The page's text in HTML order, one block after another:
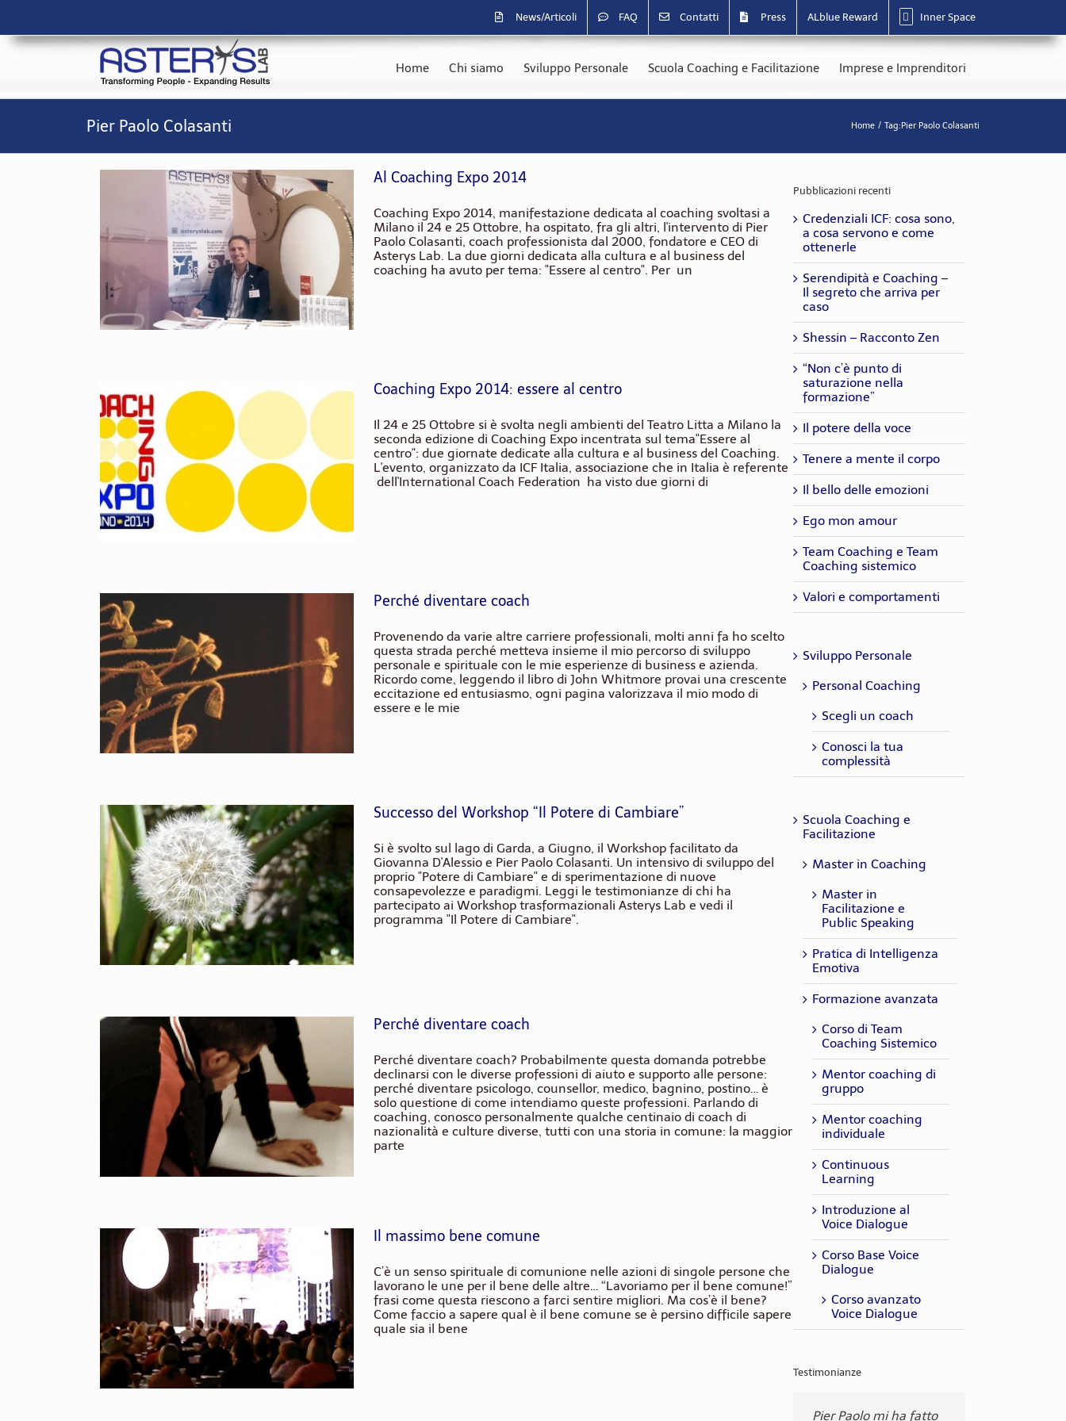
contenuto
News/Articoli FAQ Contatti Press ALblue Reward Inner Space
Home Chi siamo Sviluppo Personale Scuola Coaching e Facilitazione Imprese e Imprenditori
Pier Paolo Colasanti Home Tag:Pier Paolo Colasanti
Al Coaching Expo 2014
Coaching Expo 2014, manifestazione dedicata al coaching svoltasi a
Milano il 24 e 25 Ottobre, ha ospitato, fra gli altri, l'intervento di Pier
Paolo Colasanti, coach professionista dal 2000, fondatore e CEO di
Asterys Lab. La due giorni dedicata alla cultura e al business del
coaching ha avuto per tema: "Essere al centro". Per un
Coaching Expo 2014: essere al centro
Il 24 e 25 Ottobre si è svolta negli ambienti del Teatro Litta a Milano la
seconda edizione di Coaching Expo incentrata sul tema"Essere al
centro": due giornate dedicate alla cultura e al business del Coaching.
L'evento, organizzato da ICF Italia, associazione che in Italia è referente
dell'International Coach Federation ha visto due giorni di
Perché diventare coach
Provenendo da varie altre carriere professionali, molti anni fa ho scelto
questa strada perché metteva insieme il mio percorso di sviluppo
personale e spirituale con le mie esperienze di business e azienda.
Ricordo come, leggendo il libro di John Whitmore provai una crescente
eccitazione ed entusiasmo, ogni pagina valorizzava il mio modo di
essere e le mie
Successo del Workshop “Il Potere di Cambiare”
Si è svolto sul lago di Garda, a Giugno, il Workshop facilitato da
Giovanna D'Alessio e Pier Paolo Colasanti. Un intensivo di sviluppo del
proprio "Potere di Cambiare" e di sperimentazione di nuove
consapevolezze e paradigmi. Leggi le testimonianze di chi ha
partecipato ai Workshop trasformazionali Asterys Lab e vedi il
programma "Il Potere di Cambiare".
Perché diventare coach
Perché diventare coach? Probabilmente questa domanda potrebbe
declinarsi con le diverse professioni di aiuto e supporto alle persone:
perché diventare psicologo, counsellor, medico, bagnino, postino… è
solo questione di come intendiamo queste professioni. Parlando di
coaching, conosco personalmente qualche centinaio di coach di
nazionalità e culture diverse, tutti con una storia in comune: la maggior
parte
Il massimo bene comune
C’è un senso spirituale di comunione nelle azioni di singole persone che
lavorano le une per il bene delle altre… “Lavoriamo per il bene comune!”
frasi come questa riescono a farci sentire migliori. Ma cos’è il bene?
Come faccio a sapere qual è il bene comune se è persino difficile sapere
quale sia il bene
Pubblicazioni recenti
Credenziali ICF: cosa sono,
a cosa servono e come
ottenerle
Serendipità e Coaching –
Il segreto che arriva per
caso
Shessin – Racconto Zen
“Non c’è punto di
saturazione nella
formazione”
Il potere della voce
Tenere a mente il corpo
Il bello delle emozioni
Ego mon amour
Team Coaching e Team
Coaching sistemico
Valori e comportamenti
Sviluppo Personale
Personal Coaching
Scegli un coach
Conosci la tua
complessità
Scuola Coaching e
Facilitazione
Master in Coaching
Master in
Facilitazione e
Public Speaking
Pratica di Intelligenza
Emotiva
Formazione avanzata
Corso di Team
Coaching Sistemico
Mentor coaching di
gruppo
Mentor coaching
individuale
Continuous
Learning
Introduzione al
Voice Dialogue
Corso Base Voice
Dialogue
Corso avanzato
Voice Dialogue
Testimonianze
Pier Paolo mi ha fatto
Ho apprezzato molto
Il corso è stato per me
Mentoring, Fishbowl,
Mi sembra ci sia il
... Ho acquisito diverse
La cosa che mi ha
L'intenso e pressochè
Ho apprezzato molto il
Ho apprezzato molto
Essere coach è un
... Ho ottenuto un
Ho apprezzato molto
Ho apprezzato molto:
Le cose che ho
Ho apprezzato molto il
Ho apprezzato molto
Ho apprezzato molto il
Ho apprezzato molto
Ho apprezzato